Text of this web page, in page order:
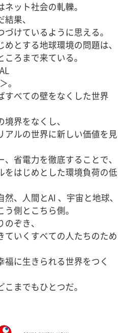
ット社会の軋轢。
果、
けているように思える。
とする地球環境の問題は、
ろまで来ている。
。
すべての壁をなくした世界
界をなくし、
アルの世界に新しい価値を見
省電力を徹底することで、
をはじめとした環境負荷の低
、人間とAI 、宇宙と地球、
側とこちら側。
ぞき、
ていくすべての人たちのため
に生きられる世界をつく
までもひとつだ。